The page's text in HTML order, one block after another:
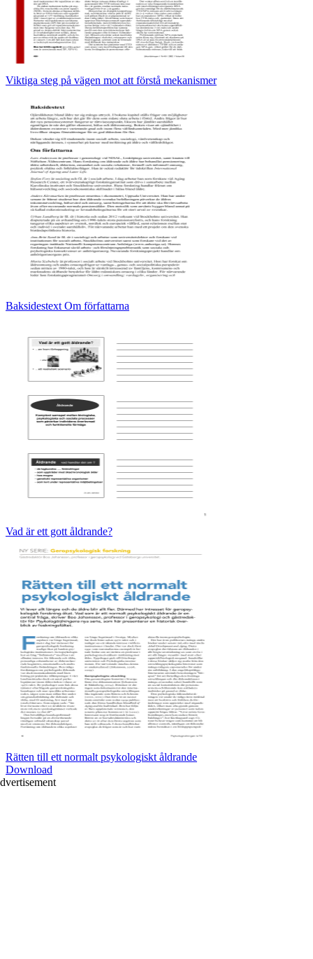
Viktiga steg på vägen mot att förstå mekanismer
Baksidestext Om författarna
Vad är ett gott åldrande?
Rätten till ett normalt psykologiskt åldrande
Download